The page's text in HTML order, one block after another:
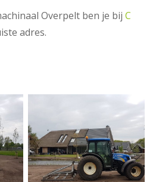
Overpelt ben je bij C
adres.